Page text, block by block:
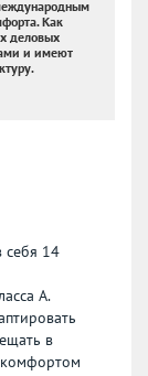
Как
деловых
и имеют
себя 14
А.
в